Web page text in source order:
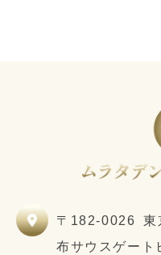
〒182-0026
東
布サウスゲート